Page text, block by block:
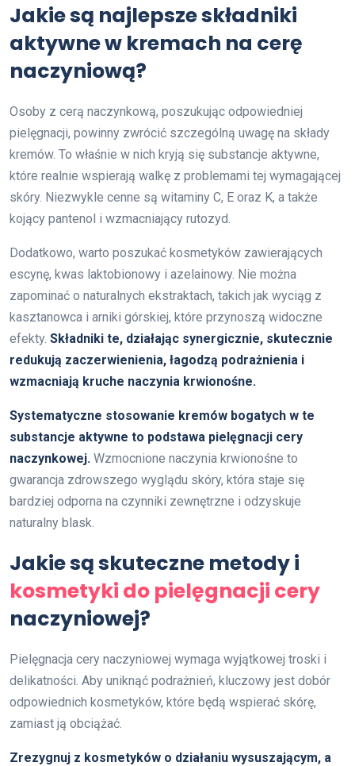
Jakie są najlepsze składniki
aktywne w kremach na cerę
naczyniową?
Osoby z cerą naczynkową, poszukując odpowiedniej
pielęgnacji, powinny zwrócić szczególną uwagę na składy
kremów. To właśnie w nich kryją się substancje aktywne,
które realnie wspierają walkę z problemami tej wymagającej
skóry. Niezwykle cenne są witaminy C, E oraz K, a także
kojący pantenol i wzmacniający rutozyd.
Dodatkowo, warto poszukać kosmetyków zawierających
escynę, kwas laktobionowy i azelainowy. Nie można
zapominać o naturalnych ekstraktach, takich jak wyciąg z
kasztanowca i arniki górskiej, które przynoszą widoczne
efekty. Składniki te, działając synergicznie, skutecznie
redukują zaczerwienienia, łagodzą podrażnienia i
wzmacniają kruche naczynia krwionośne.
Systematyczne stosowanie kremów bogatych w te
substancje aktywne to podstawa pielęgnacji cery
naczynkowej. Wzmocnione naczynia krwionośne to
gwarancja zdrowszego wyglądu skóry, która staje się
bardziej odporna na czynniki zewnętrzne i odzyskuje
naturalny blask.
Jakie są skuteczne metody i
kosmetyki do pielęgnacji cery
naczyniowej?
Pielęgnacja cery naczyniowej wymaga wyjątkowej troski i
delikatności. Aby uniknąć podrażnień, kluczowy jest dobór
odpowiednich kosmetyków, które będą wspierać skórę,
zamiast ją obciążać.
Zrezygnuj z kosmetyków o działaniu wysuszającym, a